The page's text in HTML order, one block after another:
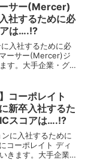
ーサー(Mercer)
社するために必
は….!?
入社するために必
ーサー(Mercer)ジ
す。大手企業・グロ
コーポレイト
新卒入社するた
スコアは….!?
に入社するために
コーポレイト ディ
きます。大手企業・